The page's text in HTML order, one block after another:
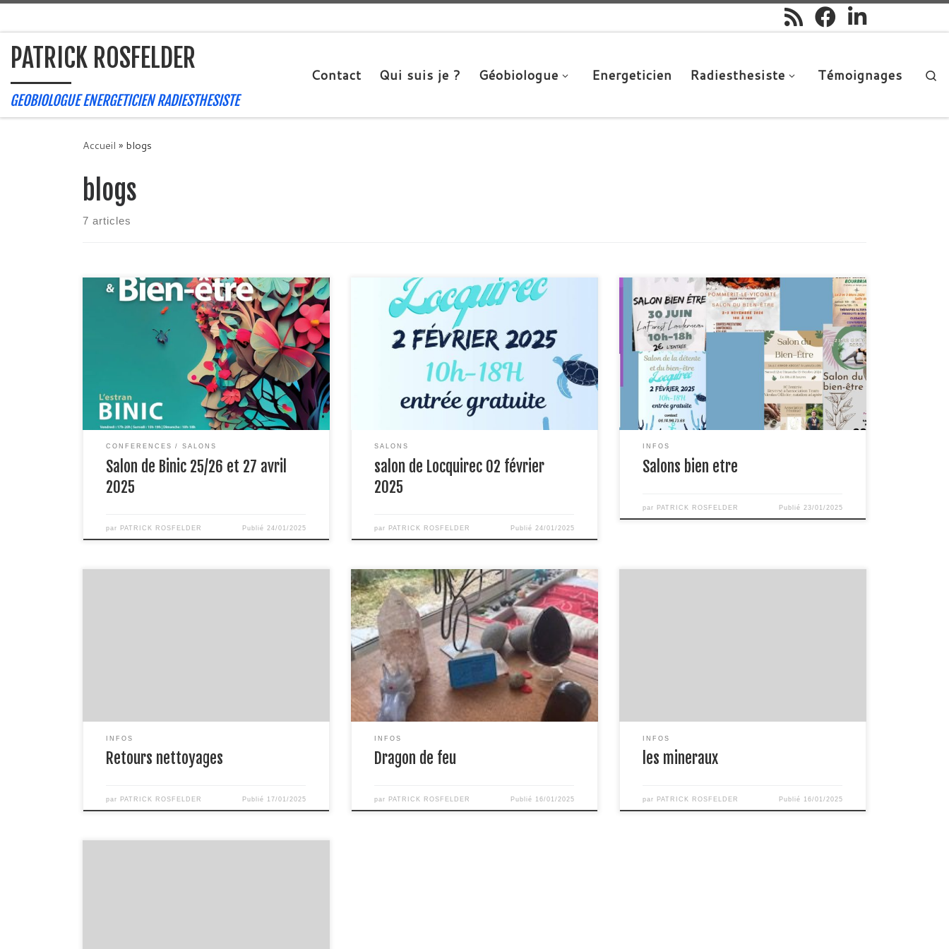
PATRICK ROSFELDER
GEOBIOLOGUE ENERGETICIEN RADIESTHESISTE
Contact Qui suis je ? Géobiologue Energeticien Radiesthesiste Témoignages
Accueil » blogs
blogs
7 articles
je serai présent pour vous accueillir au salon et
répondre à vos questions, conférence prévue
CONFERENCES SALONS
Salon de Binic 25/26 et 27 avril
2025
par PATRICK ROSFELDER Publié 24/01/2025
Rencontrons nous au salon de Locquirec (29) Je
serai présent au salon pour vous accueillir et
répondre à vos interrogations
SALONS
salon de Locquirec 02 février
2025
par PATRICK ROSFELDER Publié 24/01/2025
INFOS
Salons bien etre
par PATRICK ROSFELDER Publié 23/01/2025
INFOS
Retours nettoyages
par PATRICK ROSFELDER Publié 17/01/2025
« Êtes-vous prêt(e) à rencontrer le dragon de feu
qui veille sur l’équilibre énergétique des lieux ? J’ai
été appelé à travailler avec cette puissante
présence vibratoire pour purifier et harmoniser les
espaces. Ce n’est pas un simple nettoyage, c’est
une rencontre avec une énergie ancestrale, un feu
sacré qui […]
INFOS
Dragon de feu
par PATRICK ROSFELDER Publié 16/01/2025
INFOS
les mineraux
par PATRICK ROSFELDER Publié 16/01/2025